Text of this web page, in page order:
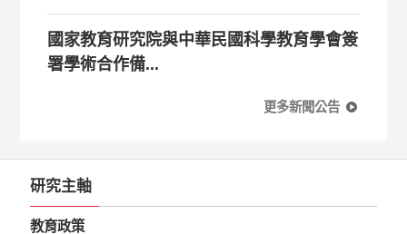
國家教育研究院與中華民國科學教育學會簽
署學術合作備...
更多新聞公告
研究主軸
教育政策